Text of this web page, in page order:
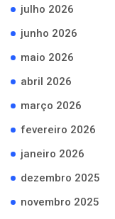
julho 2026
junho 2026
maio 2026
abril 2026
março 2026
fevereiro 2026
janeiro 2026
dezembro 2025
novembro 2025